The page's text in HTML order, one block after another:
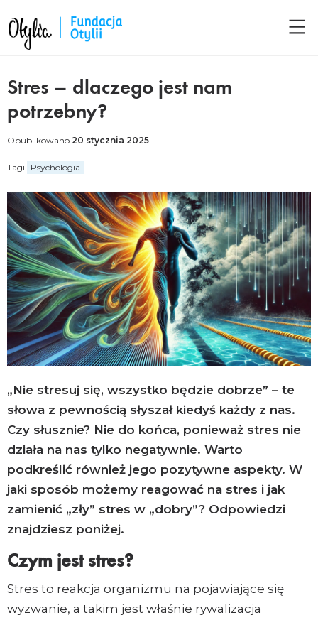
Stres – dlaczego jest nam
potrzebny?
Opublikowano 20 stycznia 2025
Tagi Psychologia
Facebook
LinkedIn
Twitter
Email
Copy
Link
„Nie stresuj się, wszystko będzie dobrze” – te
słowa z pewnością słyszał kiedyś każdy z nas.
Czy słusznie? Nie do końca, ponieważ stres nie
działa na nas tylko negatywnie. Warto
podkreślić również jego pozytywne aspekty. W
jaki sposób możemy reagować na stres i jak
zamienić „zły” stres w „dobry”? Odpowiedzi
znajdziesz poniżej.
Czym jest stres?
Stres to reakcja organizmu na pojawiające się
wyzwanie, a takim jest właśnie rywalizacja